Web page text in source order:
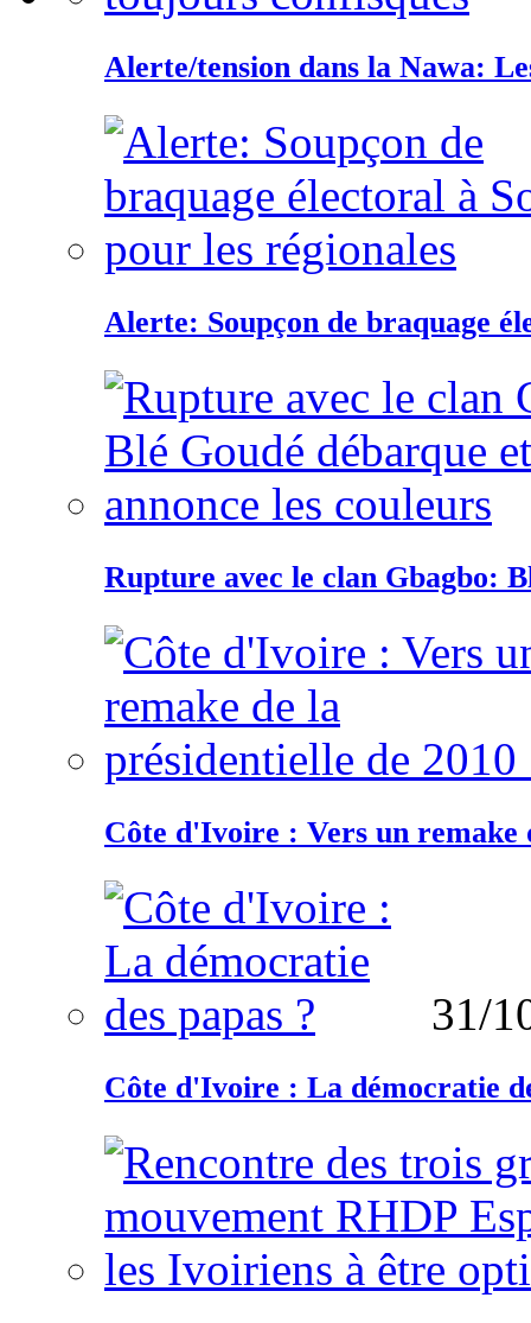
Alerte/tension dans la Nawa:
Alerte: Soupçon de braquage
Rupture avec le clan Gbagbo:
Côte d'Ivoire : Vers un remake
31/
Côte d'Ivoire : La démocratie